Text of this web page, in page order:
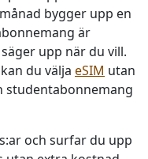
bygger upp en
är
upp när du vill.
du välja eSIM utan
studentabonnemang
och surfar du upp